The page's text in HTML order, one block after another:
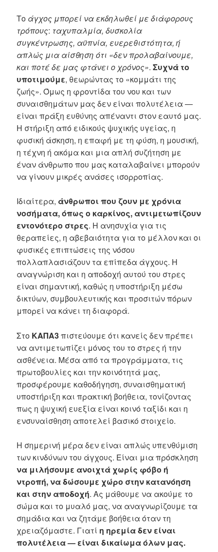
Το άγχος μπορεί να εκδηλωθεί με διάφορους
τρόπους: ταχυπαλμία, δυσκολία
συγκέντρωσης, αϋπνία, ευερεθιστότητα, ή
απλώς μια αίσθηση ότι «δεν προλαβαίνουμε,
και ποτέ δε μας φτάνει ο χρόνος».Συχνά το
υποτιμούμε, θεωρώντας το «κομμάτι της
ζωής». Όμως η φροντίδα του νου και των
συναισθημάτων μας δεν είναι πολυτέλεια —
είναι πράξη ευθύνης απέναντι στον εαυτό μας.
Η στήριξη από ειδικούς ψυχικής υγείας, η
φυσική άσκηση, η επαφή με τη φύση, η μουσική,
η τέχνη ή ακόμα και μια απλή συζήτηση με
έναν άνθρωπο που μας καταλαβαίνει μπορούν
να γίνουν μικρές ανάσες ισορροπίας.
Ιδιαίτερα, άνθρωποι που ζουν με χρόνια
νοσήματα, όπως ο καρκίνος, αντιμετωπίζουν
εντονότερο στρες. Η ανησυχία για τις
θεραπείες, η αβεβαιότητα για το μέλλον και οι
φυσικές επιπτώσεις της νόσου
πολλαπλασιάζουν τα επίπεδα άγχους. Η
αναγνώριση και η αποδοχή αυτού του στρες
είναι σημαντική, καθώς η υποστήριξη μέσω
δικτύων, συμβουλευτικής και προσιτών πόρων
μπορεί να κάνει τη διαφορά.
Στο ΚΑΠΑ3πιστεύουμε ότι κανείς δεν πρέπει
να αντιμετωπίζει μόνος του το στρες ή την
ασθένεια. Μέσα από τα προγράμματα, τις
πρωτοβουλίες και την κοινότητά μας,
προσφέρουμε καθοδήγηση, συναισθηματική
υποστήριξη και πρακτική βοήθεια, τονίζοντας
πως η ψυχική ευεξία είναι κοινό ταξίδι και η
ενσυναίσθηση αποτελεί βασικό στοιχείο.
Η σημερινή μέρα δεν είναι απλώς υπενθύμιση
των κινδύνων του άγχους. Είναι μια πρόσκληση
να μιλήσουμε ανοιχτά χωρίς φόβο ή
ντροπή, να δώσουμε χώρο στην κατανόηση
και στην αποδοχή. Ας μάθουμε να ακούμε το
σώμα και το μυαλό μας, να αναγνωρίζουμε τα
σημάδια και να ζητάμε βοήθεια όταν τη
χρειαζόμαστε. Γιατί η ηρεμία δεν είναι
πολυτέλεια — είναι δικαίωμα όλων μας.